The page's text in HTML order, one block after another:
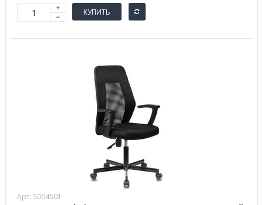
КУПИТЬ
Арт. 5064501